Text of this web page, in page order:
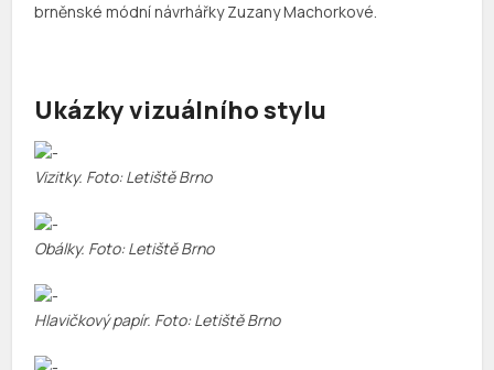
brněnské módní návrhářky Zuzany Machorkové.
Ukázky vizuálního stylu
Vizitky. Foto: Letiště Brno
Obálky. Foto: Letiště Brno
Hlavičkový papír. Foto: Letiště Brno